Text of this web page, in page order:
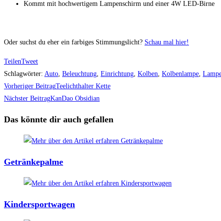
Kommt mit hochwertigem Lampenschirm und einer 4W LED-Birne
Oder suchst du eher ein farbiges Stimmungslicht? Schau mal hier!
TeilenTweet
Schlagwörter: Auto, Beleuchtung, Einrichtung, Kolben, Kolbenlampe,
Weitere
Artikel
ansehen
Vorheriger BeitragTeelichthalter Kette
Nächster BeitragKanDao Obsidian
Das könnte dir auch gefallen
Getränkepalme
Kindersportwagen